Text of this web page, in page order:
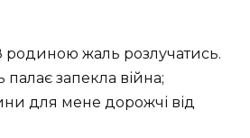
родиною жаль розлучатись.
палає запекла війна;
для мене дорожчі від